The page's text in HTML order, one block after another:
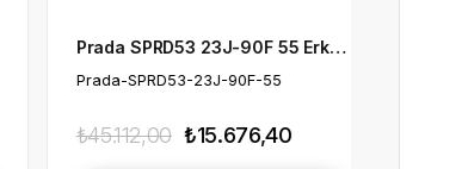
Prada-SPRD54-24J-90F-55
₺33.313,00
₺45.112,00